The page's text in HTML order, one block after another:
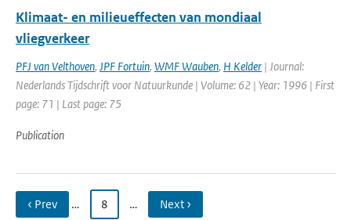
Klimaat- en milieueffecten van mondiaal
vliegverkeer
PFJ van Velthoven, JPF Fortuin, WMF Wauben, H Kelder | Journal:
Nederlands Tijdschrift voor Natuurkunde | Volume: 62 | Year: 1996 | First
page: 71 | Last page: 75
Publication
‹ Prev … 8 … Next ›